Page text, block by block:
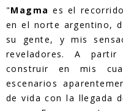
"Magma es el
en el norte argentino,
su gente, y mis
reveladores. A
construir en mis
escenarios
de vida con la llegada